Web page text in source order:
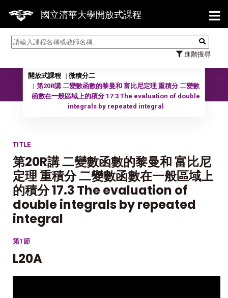
國立清華大學開放式課程
進階搜尋
【7/31】114學年
09902 微積分二
開放式課程
微積分二
第20R講 二變數函數的黎曼和 富比尼定理 重積分 二變數
函數在一般區域上的積分 17.3 The evaluation of double
integrals by repeated integral
TITLE
第20R講 二變數函數的黎曼和 富比尼
定理 重積分 二變數函數在一般區域上
的積分 17.3 The evaluation of
double integrals by repeated
integral
第1節
L20A